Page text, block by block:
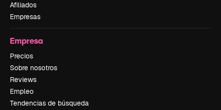
Afiliados
Empresas
Empresa
Precios
Sobre nosotros
Reviews
Empleo
Tendencias de búsqueda